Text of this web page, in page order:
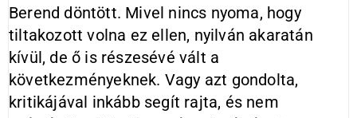
Berend döntött. Mivel nincs nyoma, hogy
tiltakozott volna ez ellen, nyilván akaratán
kívül, de ő is részesévé vált a
következményeknek. Vagy azt gondolta,
kritikájával inkább segít rajta, és nem